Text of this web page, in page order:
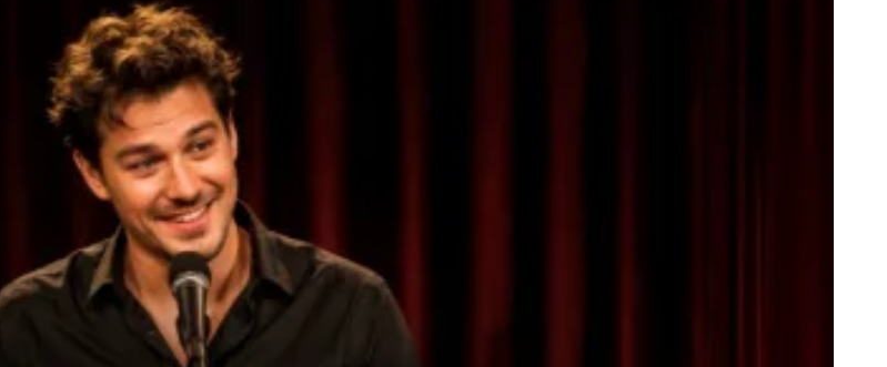
São Paulo
expositions
Séoul
visites urbaines
concerts
restaurants
cinéma